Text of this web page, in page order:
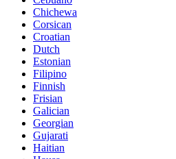
Chichewa
Corsican
Croatian
Dutch
Estonian
Filipino
Finnish
Frisian
Galician
Georgian
Gujarati
Haitian